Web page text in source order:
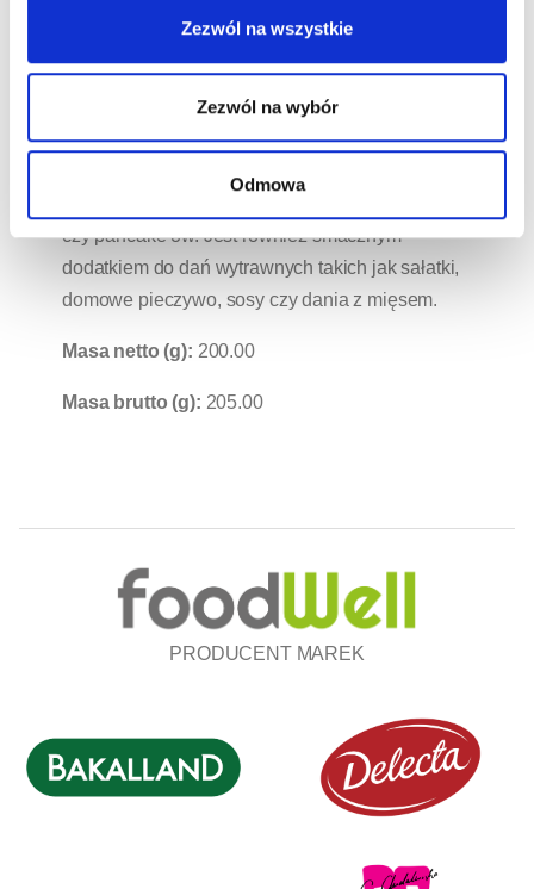
Zezwól na wszystkie
Zezwól na wybór
Odmowa
słodyczy i słonych przekąsek. Świetnie sprawdzi
się podczas wieczornego seansu lub spotkania
ze znajomymi. Jednak żurawina ma o wiele
szersze zastosowanie w kuchni. Możesz
czy pancake’ów. Jest również smacznym
dodatkiem do dań wytrawnych takich jak sałatki,
domowe pieczywo, sosy czy dania z mięsem.
Masa netto (g): 200.00
Masa brutto (g): 205.00
PRODUCENT MAREK